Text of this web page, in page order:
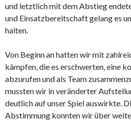
und letztlich mit dem Abstieg
und Einsatzbereitschaft gelang es
halten.
Von Beginn an hatten wir mit
kämpfen, die es erschwerten, eine
abzurufen und als Team
mussten wir in veränderter
deutlich auf unser Spiel auswirkte.
Abstimmung konnten wir über